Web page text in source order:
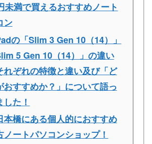
未満で買えるおすすめノート
ン
の「Slim 3 Gen 10（14）」
5 Gen 10（14）」の違い
れぞれの特徴と違い及び「ど
おすすめか？」について語っ
た！
本橋にある個人的におすすめ
ノートパソコンショップ！